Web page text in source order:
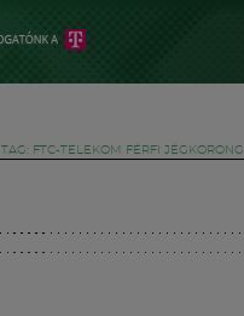
TAG: FTC-TELEKOM FÉRFI JÉGKORONG